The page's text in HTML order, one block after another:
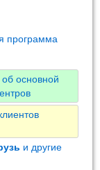
программа
основной
и другие